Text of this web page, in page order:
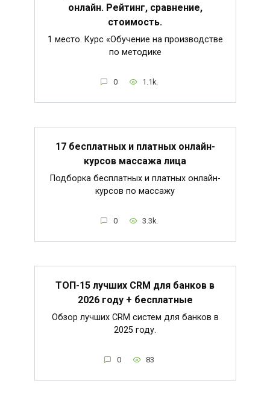
онлайн. Рейтинг, сравнение,
стоимость.
1 место. Курс «Обучение на производстве
по методике
0 1.1k.
17 бесплатных и платных онлайн-
курсов массажа лица
Подборка бесплатных и платных онлайн-
курсов по массажу
0 3.3k.
ТОП-15 лучших CRM для банков в
2026 году + бесплатные
Обзор лучших CRM систем для банков в
2025 году.
0 83